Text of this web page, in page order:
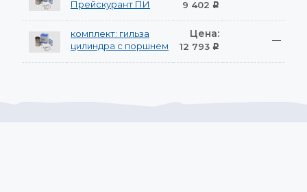
Прейскурант ПИ
9 402 Р
комплект: гильза
цилиндра с поршнем
Цена:
12 793 Р
—